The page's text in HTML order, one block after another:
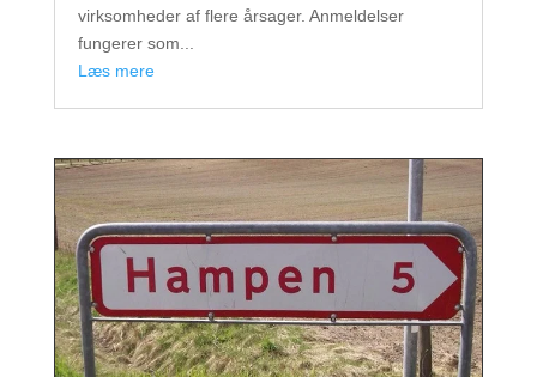
virksomheder af flere årsager. Anmeldelser
fungerer som...
læs mere